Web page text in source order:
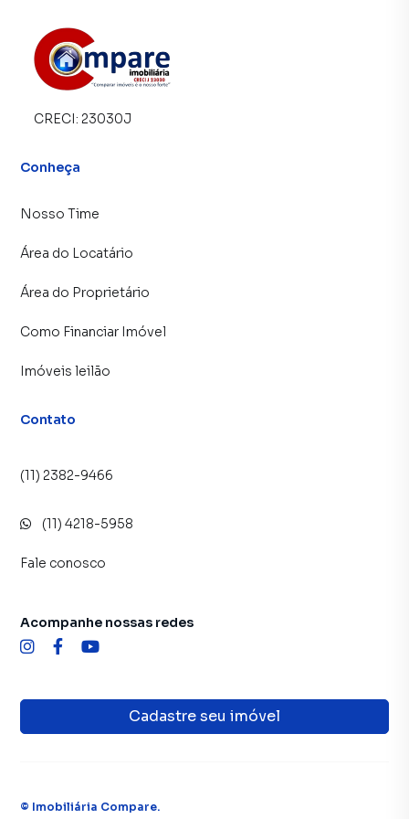
programadores, corretores treinados e uma central de
atendimento preparada para atender proprietários e
inquilinos.
CRECI: 23030J
Conheça
Nosso Time
Área do Locatário
Área do Proprietário
Como Financiar Imóvel
Imóveis leilão
Contato
(11) 2382-9466
(11) 4218-5958
Fale conosco
Cadastre seu imóvel
Acompanhe nossas redes
© Imobiliária Compare.